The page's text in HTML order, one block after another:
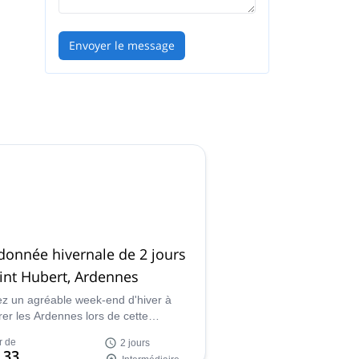
Envoyer le message
hivernale de 2 jours
Hubert, Ardennes
un agréable week-end d'hiver à
les Ardennes lors de cette
sous la conduite de Philippe,
de
2 jours